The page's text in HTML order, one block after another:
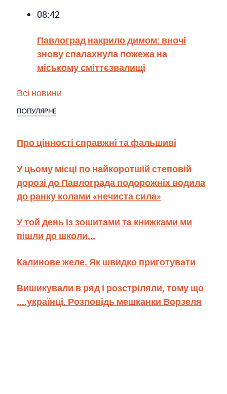
08:42
Павлоград накрило димом: вночі
знову спалахнула пожежа на
міському сміттєзвалищі
Всі новини
ПОПУЛЯРНЕ
Про цінності справжні та фальшиві
У цьому місці по найкоротшій степовій
дорозі до Павлограда подорожніх водила
до ранку колами «нечиста сила»
У той день із зошитами та книжками ми
пішли до школи...
Калинове желе. Як швидко приготувати
Вишикували в ряд і розстріляли, тому що
....українці. Розповідь мешканки Ворзеля